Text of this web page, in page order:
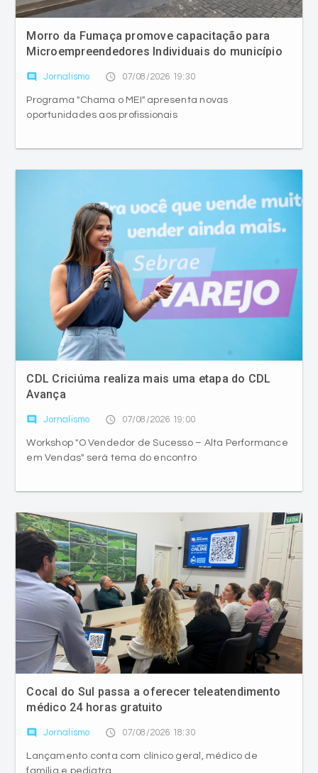
Morro da Fumaça promove capacitação para
Microempreendedores Individuais do município
comment Jornalismo access_time 07/08/2026 19:30
Programa "Chama o MEI" apresenta novas
oportunidades aos profissionais
CDL Criciúma realiza mais uma etapa do CDL
Avança
comment Jornalismo access_time 07/08/2026 19:00
Workshop "O Vendedor de Sucesso – Alta Performance
em Vendas" será tema do encontro
Cocal do Sul passa a oferecer teleatendimento
médico 24 horas gratuito
comment Jornalismo access_time 07/08/2026 18:30
Lançamento conta com clínico geral, médico de
família e pediatra